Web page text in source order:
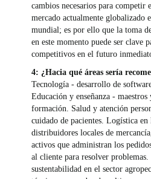
cambios necesarios para competir
mercado actualmente globalizado
mundial; es por ello que la toma
en este momento puede ser clave
competitivos en el futuro
4: ¿Hacia qué áreas sería
Tecnología - desarrollo de
Educación y enseñanza - maestros
formación. Salud y atención
cuidado de pacientes. Logística
distribuidores locales de
activos que administran los
al cliente para resolver
sustentabilidad en el sector